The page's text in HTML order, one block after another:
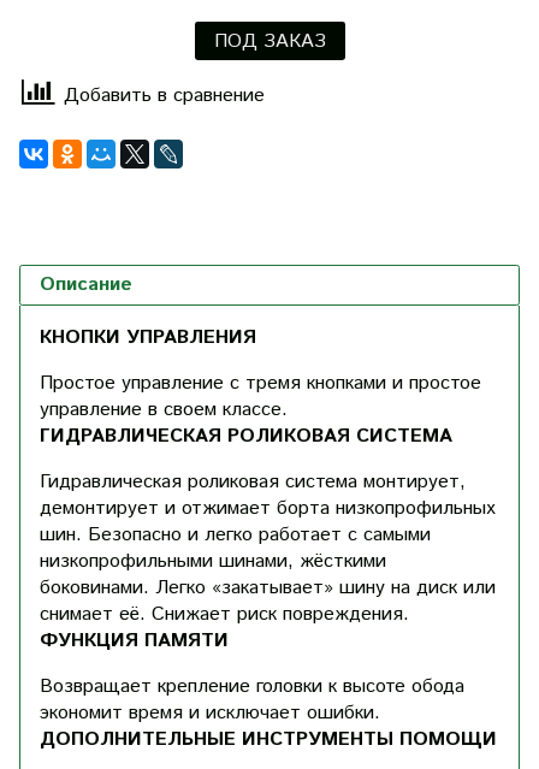
ПОД ЗАКАЗ
Добавить в сравнение
Описание
КНОПКИ УПРАВЛЕНИЯ
Простое управление с тремя кнопками и простое
управление в своем классе.
ГИДРАВЛИЧЕСКАЯ РОЛИКОВАЯ СИСТЕМА
Гидравлическая роликовая система монтирует,
демонтирует и отжимает борта низкопрофильных
шин. Безопасно и легко работает с самыми
низкопрофильными шинами, жёсткими
боковинами. Легко «закатывает» шину на диск или
снимает её. Снижает риск повреждения.
ФУНКЦИЯ ПАМЯТИ
Возвращает крепление головки к высоте обода
экономит время и исключает ошибки.
ДОПОЛНИТЕЛЬНЫЕ ИНСТРУМЕНТЫ ПОМОЩИ